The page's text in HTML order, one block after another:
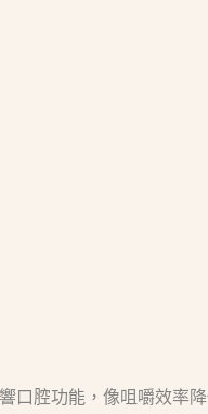
口腔功能，像咀嚼效率